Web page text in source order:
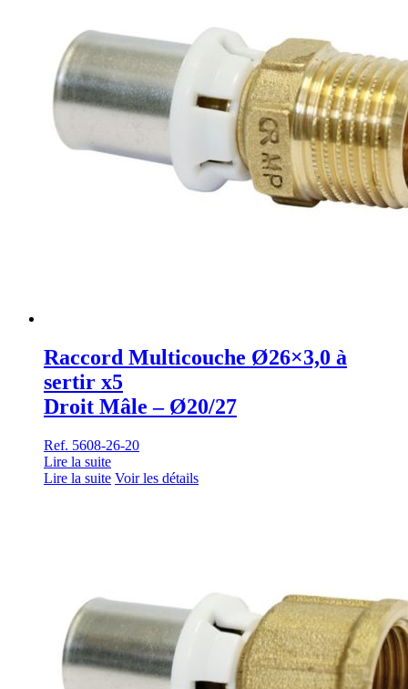
Raccord Multicouche Ø26×3,0 à
sertir x5
Droit Mâle – Ø20/27
Ref. 5608-26-20
Lire la suite
Lire la suite Voir les détails